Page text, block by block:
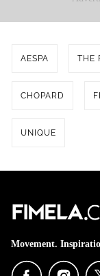
AESPA THE
CHOPARD
UNIQUE
Movement.